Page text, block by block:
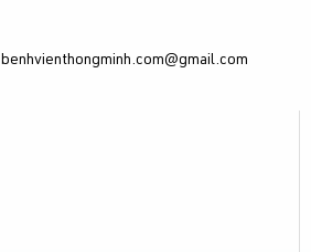
benhvienthongminh.com@gmail.com